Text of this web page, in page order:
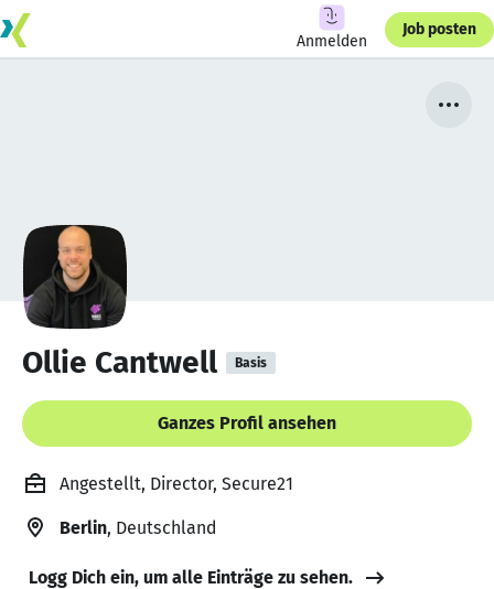
Anmelden
Job posten
Ollie Cantwell Basis
Ganzes Profil ansehen
Angestellt, Director, Secure21
Berlin, Deutschland
Logg Dich ein, um alle Einträge zu sehen.